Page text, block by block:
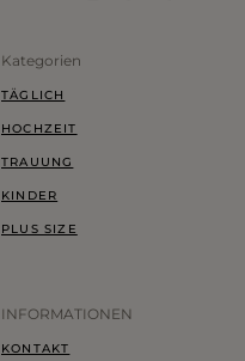
Kategorien
TÄGLICH
HOCHZEIT
TRAUUNG
KINDER
PLUS SIZE
INFORMATIONEN
KONTAKT